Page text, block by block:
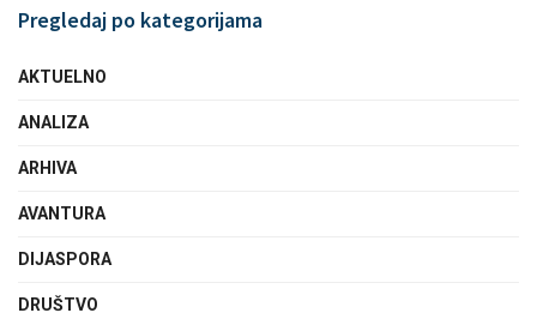
Pregledaj po kategorijama
AKTUELNO
ANALIZA
ARHIVA
AVANTURA
DIJASPORA
DRUŠTVO